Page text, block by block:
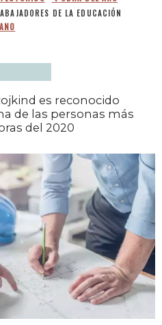
DE LA EDUCACIÓN
es reconocido
de las personas más
del 2020